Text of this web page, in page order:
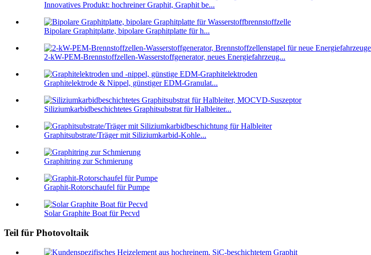
Innovatives Produkt: hochreiner Graphit, Graphit be...
Bipolare Graphitplatte, bipolare Graphitplatte für h...
2-kW-PEM-Brennstoffzellen-Wasserstoffgenerator, neues Energiefahrzeug...
Graphitelektrode & Nippel, günstiger EDM-Granulat...
Siliziumkarbidbeschichtetes Graphitsubstrat für Halbleiter...
Graphitsubstrate/Träger mit Siliziumkarbid-Kohle...
Graphitring zur Schmierung
Graphit-Rotorschaufel für Pumpe
Solar Graphite Boat für Pecvd
Teil für Photovoltaik